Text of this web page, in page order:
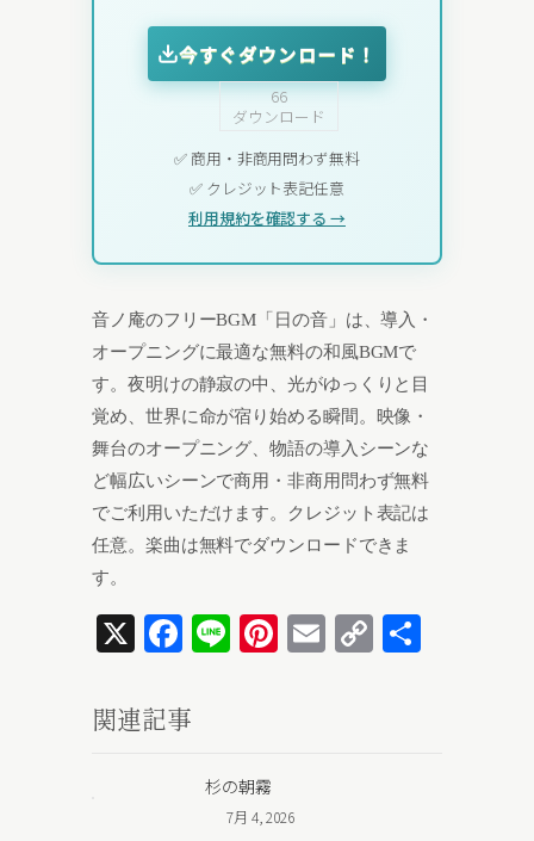
今すぐダウンロード！
66
ダウンロード
✅ 商用・非商用問わず無料
✅ クレジット表記任意
利用規約を確認する →
音ノ庵のフリーBGM「日の音」は、導入・
オープニングに最適な無料の和風BGMで
す。夜明けの静寂の中、光がゆっくりと目
覚め、世界に命が宿り始める瞬間。映像・
舞台のオープニング、物語の導入シーンな
ど幅広いシーンで商用・非商用問わず無料
でご利用いただけます。クレジット表記は
任意。楽曲は無料でダウンロードできま
す。
X Facebook
LinePinterest
Email
Copy
Link
関連記事
杉の朝霧
7月 4, 2026